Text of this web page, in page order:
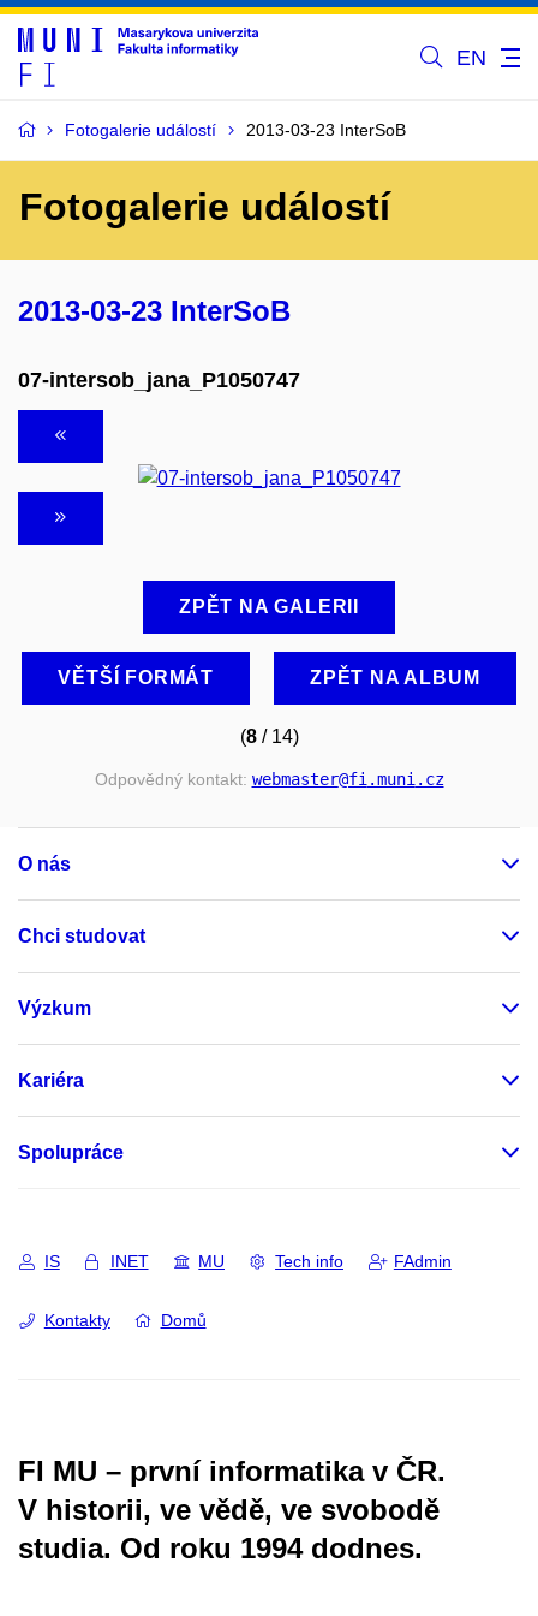
EN
Fotogalerie událostí 2013-03-23 InterSoB
Fotogalerie událostí
2013-03-23 InterSoB
07-intersob_jana_P1050747
ZPĚT NA GALERII
VĚTŠÍ FORMÁT ZPĚT NA ALBUM
(8/ 14)
Odpovědný kontakt: webmaster@fi.muni.cz
O nás
Chci studovat
Výzkum
Kariéra
Spolupráce
IS INET MU Tech info FAdmin
Kontakty Domů
FI MU – první informatika v ČR.
V historii, ve vědě, ve svobodě
studia. Od roku 1994 dodnes.